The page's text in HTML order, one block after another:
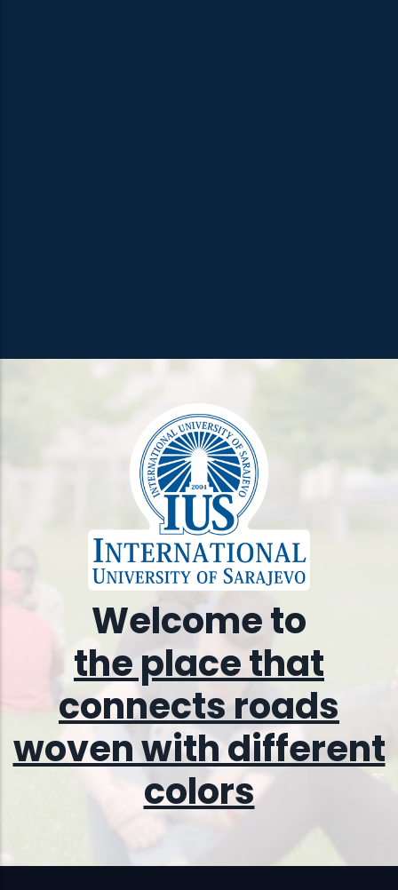
Welcome to
the place that
connects roads
woven with different
colors